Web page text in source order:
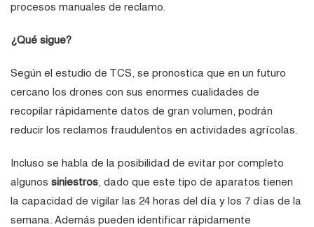
procesos manuales de reclamo.
¿Qué sigue?
Según el estudio de TCS, se pronostica que en un futuro
cercano los drones con sus enormes cualidades de
recopilar rápidamente datos de gran volumen, podrán
reducir los reclamos fraudulentos en actividades agrícolas.
Incluso se habla de la posibilidad de evitar por completo
algunos siniestros, dado que este tipo de aparatos tienen
la capacidad de vigilar las 24 horas del día y los 7 días de la
semana. Además pueden identificar rápidamente